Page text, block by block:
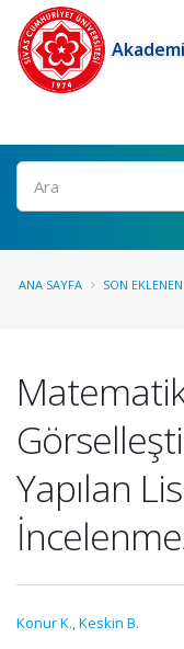
Ara
ANA SAYFA SON
Yapılan
Konur K.,Keskin B.